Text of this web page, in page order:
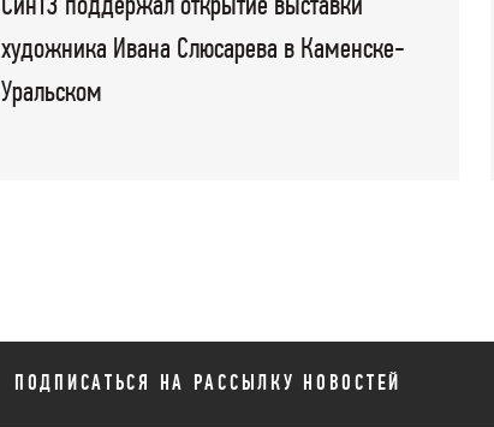
СинТЗ поддержал открытие выставки
художника Ивана Слюсарева в Каменске-
Уральском
ПОДПИСАТЬСЯ НА РАССЫЛКУ НОВОСТЕЙ